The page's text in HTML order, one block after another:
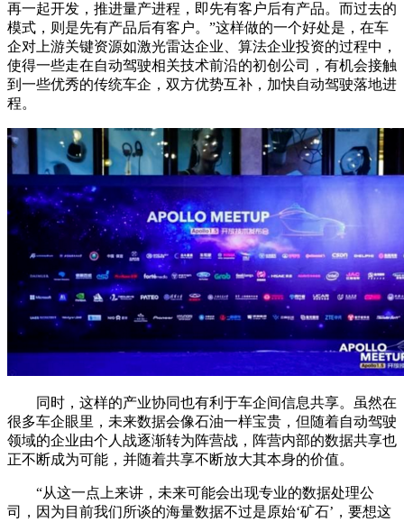
再一起开发，推进量产进程，即先有客户后有产品。而过去的
模式，则是先有产品后有客户。”这样做的一个好处是，在车
企对上游关键资源如激光雷达企业、算法企业投资的过程中，
使得一些走在自动驾驶相关技术前沿的初创公司，有机会接触
到一些优秀的传统车企，双方优势互补，加快自动驾驶落地进
程。
同时，这样的产业协同也有利于车企间信息共享。虽然在
很多车企眼里，未来数据会像石油一样宝贵，但随着自动驾驶
领域的企业由个人战逐渐转为阵营战，阵营内部的数据共享也
正不断成为可能，并随着共享不断放大其本身的价值。
“从这一点上来讲，未来可能会出现专业的数据处理公
司，因为目前我们所谈的海量数据不过是原始‘矿石’，要想这